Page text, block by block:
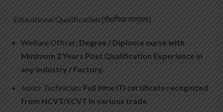
Educational Qualification (शैक्षणिक पात्रता)
Welfare Officer: Degree / Diploma ourse with
Minimum 2 Years Post Qualification Experience in
any Industry / Factory.
Junior Technician: Full time ITI certificate recognized
from NCVT/SCVT in various trade.